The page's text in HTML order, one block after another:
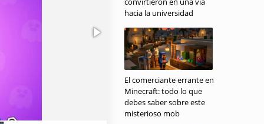
hacia la universidad
El comerciante errante en
Minecraft: todo lo que
debes saber sobre este
misterioso mob